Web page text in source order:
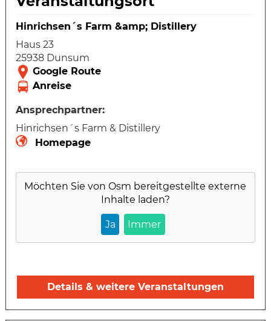
Hinrichsen´s Farm &amp; Distillery
Haus 23
25938 Dunsum
Ansprechpartner:
Hinrichsen´s Farm & Distillery
Homepage
Möchten Sie vonOsm bereitgestellte externe
Inhalte laden?
Ja Immer
Details & weitere Veranstaltungen